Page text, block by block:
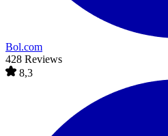
Bol.com
428 Reviews
8,3